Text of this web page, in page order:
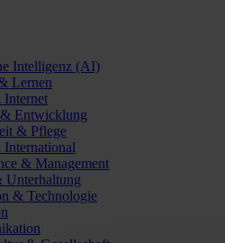
Intelligenz (AI)
Lernen
Entwicklung
& Pflege
& Management
Unterhaltung
& Technologie